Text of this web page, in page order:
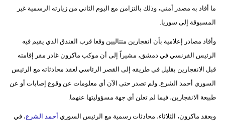
بيئة
أبراج
فيديو
ما أفاد به مصدر أمني، وذلك بالتزامن مع اليوم الثاني من زيارته الرسمية غير
المسبوقة إلى سوريا.
وأفاد مصادر إعلامية بأن انفجارين متتاليين وقعا قرب الفندق الذي يقيم فيه
الرئيس الفرنسي في دمشق، مشيراً إلى أن موكب ماكرون غادر مقر إقامته
قبل الانفجارين بقليل في طريقه إلى القصر الرئاسي لعقد محادثاته مع الرئيس
السوري أحمد الشرع. ولم تصدر حتى الآن أي معلومات عن وقوع إصابات أو عن
طبيعة الانفجارين، فيما لم تعلن أي جهة مسؤوليتها عنهما.
ويعقد ماكرون، الثلاثاء، محادثات رسمية مع الرئيس السوري أحمد الشرع، في